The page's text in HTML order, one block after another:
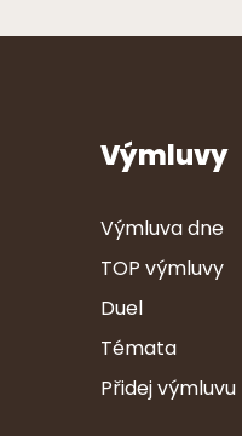
Výmluvy
Výmluva dne
TOP výmluvy
Duel
Témata
Přidej výmluvu